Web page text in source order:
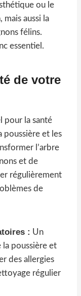
ou le
mais aussi la
félins.
essentiel.
de votre
pour la santé
poussière et les
l’arbre
et de
régulièrement
de
: Un
la poussière et
des allergies
régulier